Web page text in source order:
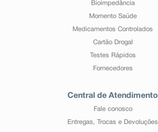
Bioimpedância
Momento Saúde
Medicamentos Controlados
Cartão Drogal
Testes Rápidos
Fornecedores
Central de Atendimento
Fale conosco
Entregas, Trocas e Devoluções